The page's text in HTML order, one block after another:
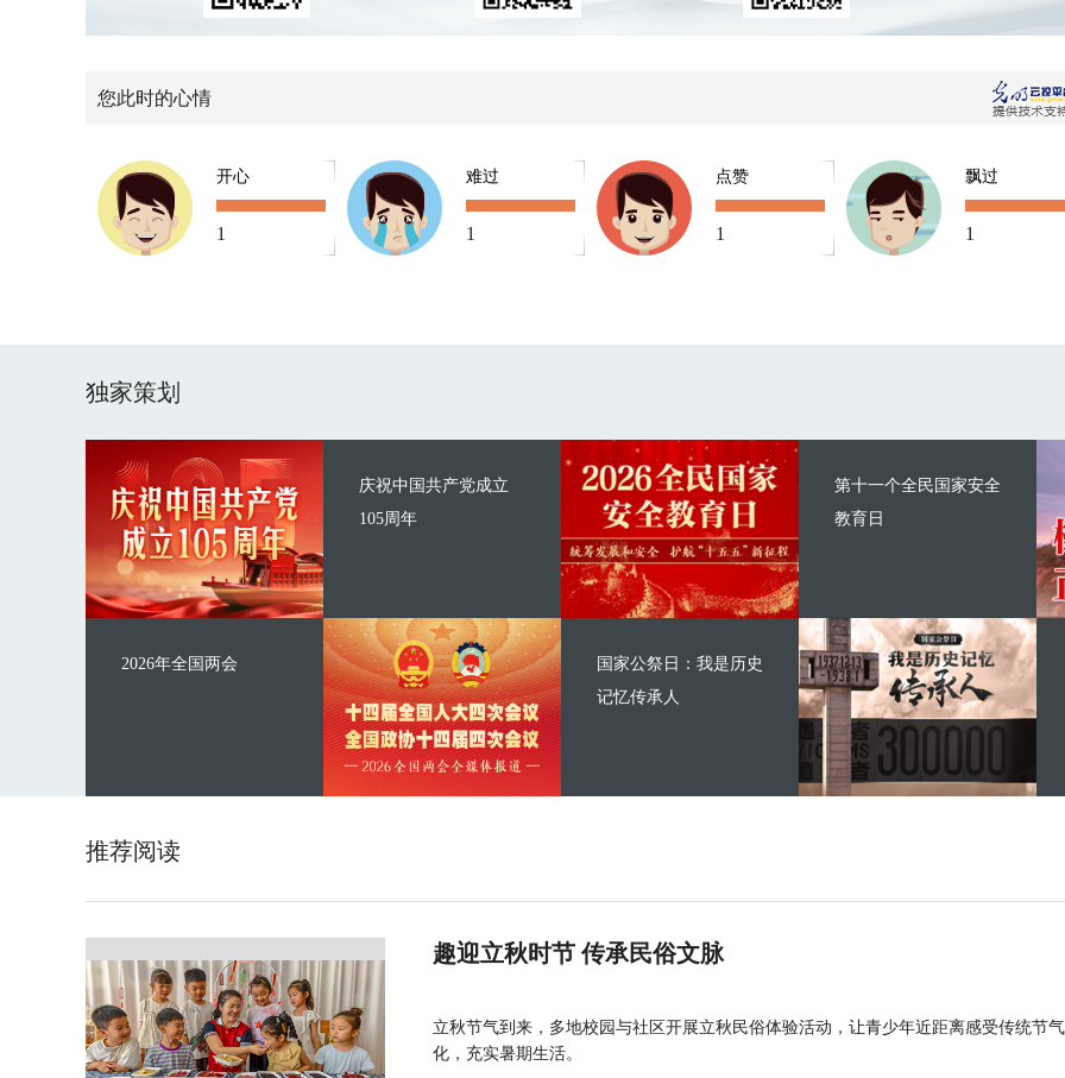
您此时的心情
开心
1
难过
1
点赞
1
飘过
1
独家策划
庆祝中国共产党成立
105周年
2026年全国两会
第十一个全民国家安全
教育日
国家公祭日：我是历史
记忆传承人
推荐阅读
趣迎立秋时节 传承民俗文脉
立秋节气到来，多地校园与社区开展立秋民俗体验活动，让青少年近距离感受传统节
化，充实暑期生活。